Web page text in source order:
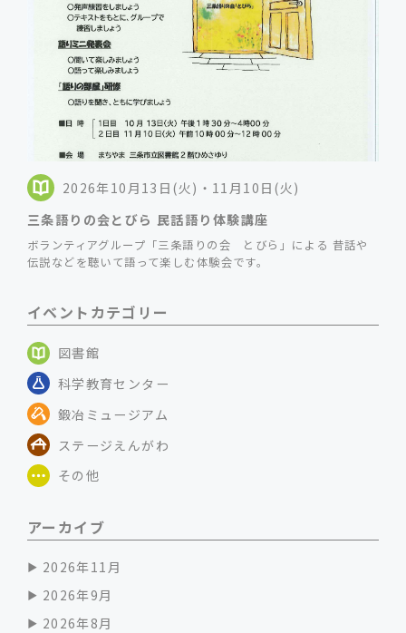
2026年10月13日(火)・11月10日(火)
三条語りの会とびら 民話語り体験講座
ボランティアグループ「三条語りの会 とびら」による 昔話や
伝説などを聴いて語って楽しむ体験会です。
イベントカテゴリー
図書館
科学教育センター
鍛冶ミュージアム
ステージえんがわ
その他
アーカイブ
2026年11月
2026年9月
2026年8月